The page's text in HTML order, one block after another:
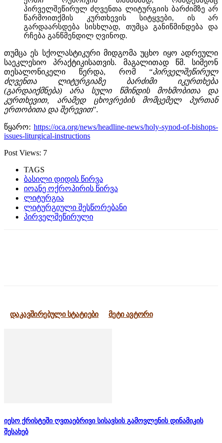
პირველშეწირულ ძღვენთა ლიტურგიის ბარძიმზე არ
წარმოითქმის კურთხევის სიტყვები, ის არ
გარდაარსდება სისხლად, თუმცა განიწმინდება და
რჩება განწმენდილ ღვინოდ.
თუმცა ეს სქოლასტიკური მიდგომა უცხო იყო ადრეული
საეკლესიო პრაქტიკისათვის. მაგალითად წმ. სიმეონ
თესალონიკელი წერდა, რომ “პირველშეწირულ
ძღვენთა ლიტურგიაზე ბარძიმი იკურთხება
(გარდაიქმნება) არა სული წმინდის მოხმობითა და
კურთხევით, არამედ ცხოვრების მომცემელ პურთან
ერთობითა და შერევით”.
წყარო: https://oca.org/news/headline-news/holy-synod-of-bishops-
issues-liturgical-instructions
Post Views: 7
TAGS
ბასილი დიდის წირვა
იოანე ოქროპირის წირვა
ლიტურგია
ლიტურგიული შესწორებანი
პირველშეწირული
დაკავშირებული სტატიები მეტი ავტორი
იესო ქრისტეში ღვთაებრივი სისავსის გამოვლენის დინამიკის
შესახებ